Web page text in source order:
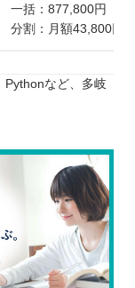
一括：877,800円（税
分割：月額43,800円
Pythonなど、多岐